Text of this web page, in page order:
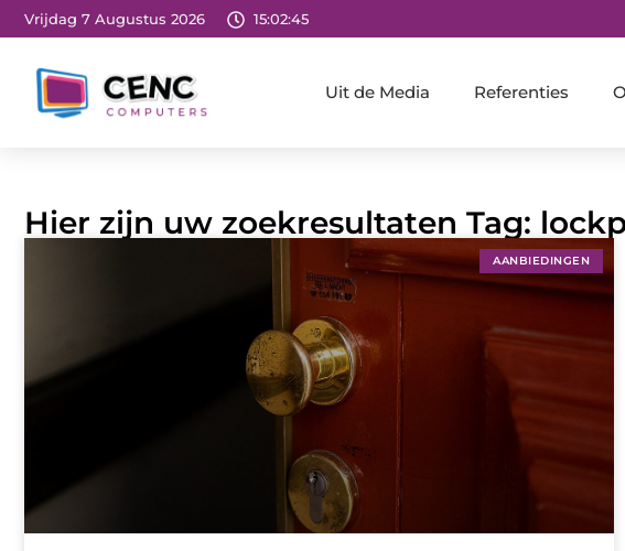
Vrijdag 7 Augustus 2026 15:02:46
Uit de Media Referenties
Hier zijn uw zoekresultaten Tag:
AANBIEDINGEN